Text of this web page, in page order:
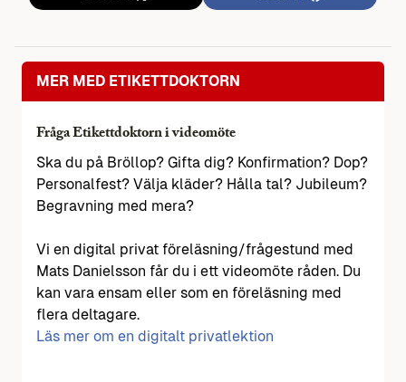
MER MED ETIKETTDOKTORN
Fråga Etikettdoktorn i videomöte
Ska du på Bröllop? Gifta dig? Konfirmation? Dop?
Personalfest? Välja kläder? Hålla tal? Jubileum?
Begravning med mera?
Vi en digital privat föreläsning/frågestund med
Mats Danielsson får du i ett videomöte råden. Du
kan vara ensam eller som en föreläsning med
flera deltagare.
Läs mer om en digitalt privatlektion